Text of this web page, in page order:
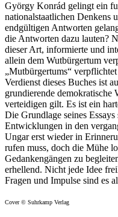
György Konrád gelingt ein
nationalstaatlichen Denkens
endgültigen Antworten
die Antworten dazu lauten?
dieser Art, informierte und
allein dem Wutbürgertum
„Mutbürgertums“
Verdienst dieses Buches ist
grundierende demokratische
verteidigen gilt. Es ist ein
Die Grundlage seines
Entwicklungen in den
Ungar erst wieder in
rufen muss, doch die Mühe
Gedankengängen zu
erhellend. Nicht jede Idee
Fragen und Impulse sind es
Cover © Suhrkamp Verlag